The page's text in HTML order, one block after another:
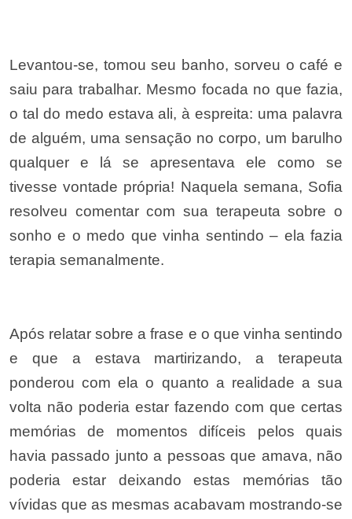
Levantou-se, tomou seu banho, sorveu o café e
saiu para trabalhar. Mesmo focada no que fazia,
o tal do medo estava ali, à espreita: uma palavra
de alguém, uma sensação no corpo, um barulho
qualquer e lá se apresentava ele como se
tivesse vontade própria! Naquela semana, Sofia
resolveu comentar com sua terapeuta sobre o
sonho e o medo que vinha sentindo – ela fazia
terapia semanalmente.
Após relatar sobre a frase e o que vinha sentindo
e que a estava martirizando, a terapeuta
ponderou com ela o quanto a realidade a sua
volta não poderia estar fazendo com que certas
memórias de momentos difíceis pelos quais
havia passado junto a pessoas que amava, não
poderia estar deixando estas memórias tão
vívidas que as mesmas acabavam mostrando-se